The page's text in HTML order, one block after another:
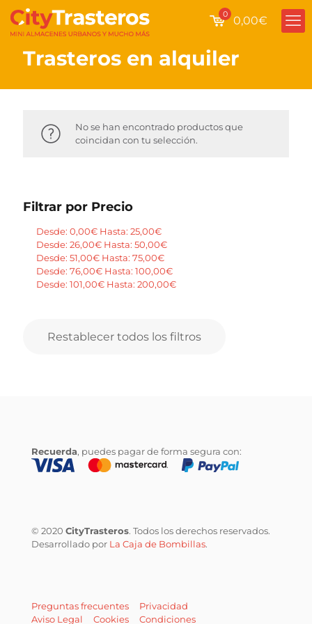
0 0,00€
Trasteros en alquiler
No se han encontrado productos que
coincidan con tu selección.
Filtrar por Precio
Desde: 0,00€ Hasta: 25,00€
Desde: 26,00€ Hasta: 50,00€
Desde: 51,00€ Hasta: 75,00€
Desde: 76,00€ Hasta: 100,00€
Desde: 101,00€ Hasta: 200,00€
Restablecer todos los filtros
Recuerda, puedes pagar de forma segura con:
© 2020 CityTrasteros. Todos los derechos reservados.
Desarrollado por La Caja de Bombillas.
Preguntas frecuentes
Privacidad
Aviso Legal
Cookies Condiciones